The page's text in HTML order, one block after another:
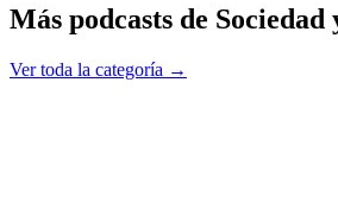
Más podcasts de
Ver toda la categoría →